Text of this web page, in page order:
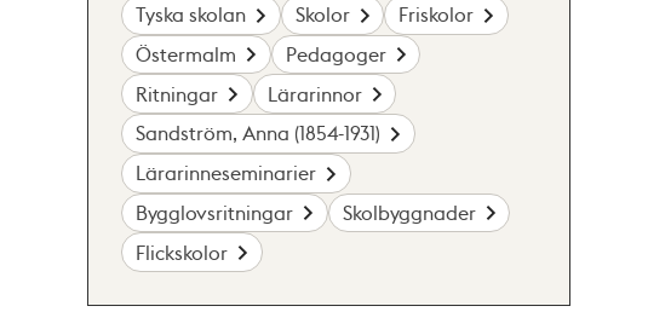
Tyska skolan
Skolor
Friskolor
Östermalm
Pedagoger
Ritningar
Lärarinnor
Sandström, Anna (1854-1931)
Lärarinneseminarier
Bygglovsritningar
Skolbyggnader
Flickskolor